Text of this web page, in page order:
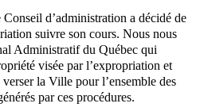
d’administration a décidé de
suivre son cours. Nous nous
Administratif du Québec qui
visée par l’expropriation et
la Ville pour l’ensemble des
par ces procédures.